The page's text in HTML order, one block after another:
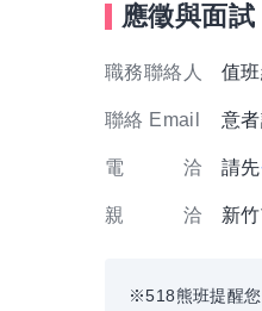
應徵與面試
職務聯絡人 值
聯絡 Email 意
電 洽 請先
親 洽 新
※518熊班提醒您